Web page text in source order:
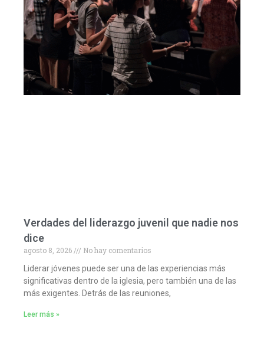
Verdades del liderazgo juvenil que nadie nos
dice
agosto 8, 2026
No hay comentarios
Liderar jóvenes puede ser una de las experiencias más
significativas dentro de la iglesia, pero también una de las
más exigentes. Detrás de las reuniones,
Leer más »